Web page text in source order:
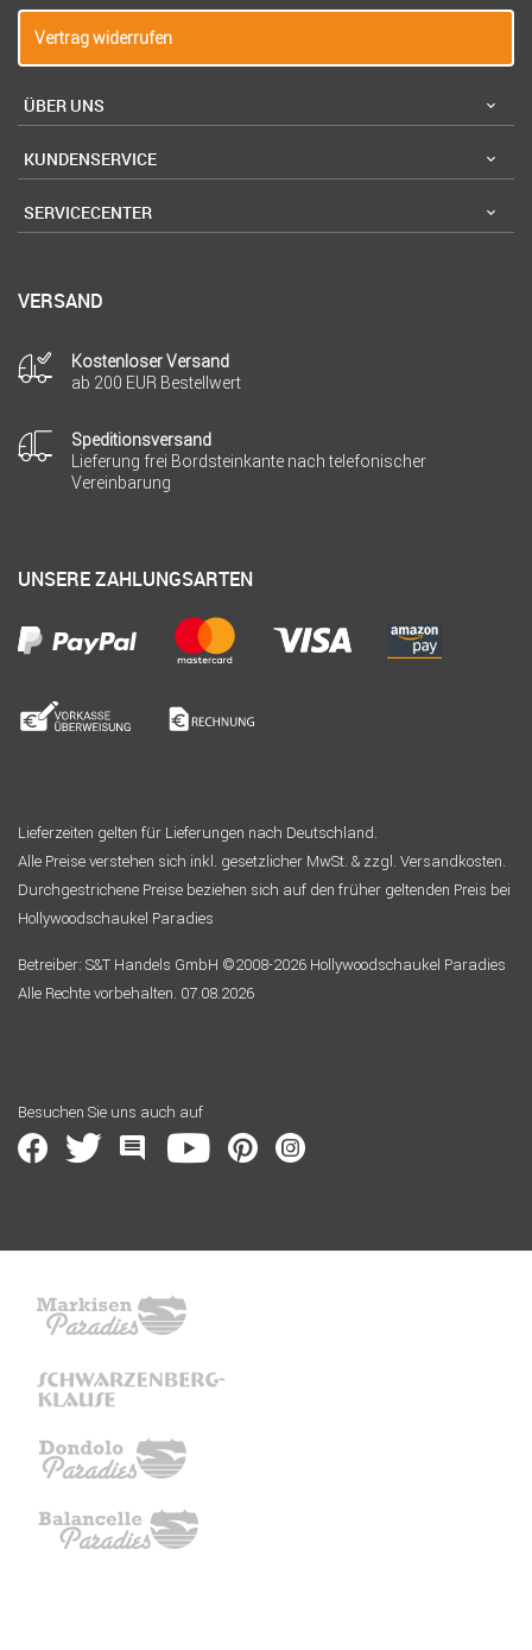
Vertrag widerrufen
ÜBER UNS
KUNDENSERVICE
SERVICECENTER
VERSAND
Kostenloser Versand
ab 200 EUR Bestellwert
Speditionsversand
Lieferung frei Bordsteinkante nach telefonischer
Vereinbarung
UNSERE ZAHLUNGSARTEN
Lieferzeiten gelten für Lieferungen nach Deutschland.
Alle Preise verstehen sich inkl. gesetzlicher MwSt. & zzgl. Versandkosten.
Durchgestrichene Preise beziehen sich auf den früher geltenden Preis bei
Hollywoodschaukel Paradies
Betreiber: S&T Handels GmbH ©2008-2026 Hollywoodschaukel Paradies
Alle Rechte vorbehalten. 07.08.2026
Besuchen Sie uns auch auf